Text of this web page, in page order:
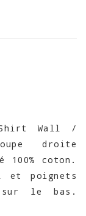
Shirt Wall /
droite
coton.
et poignets
sur le bas.